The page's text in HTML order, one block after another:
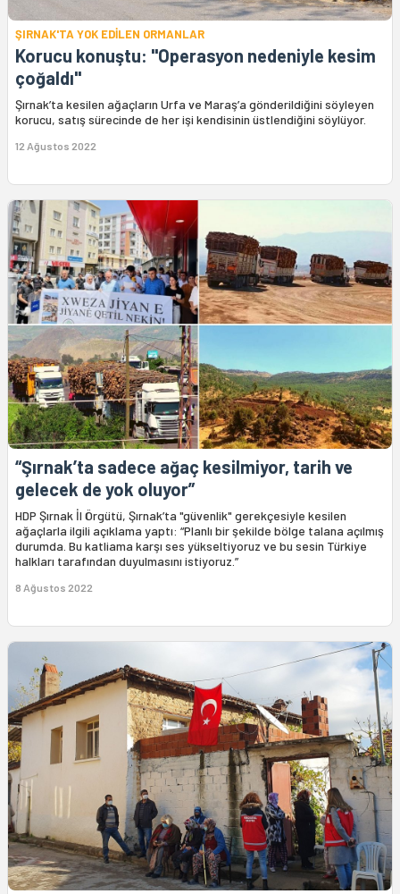
ŞIRNAK'TA YOK EDİLEN ORMANLAR
Korucu konuştu: "Operasyon nedeniyle kesim
çoğaldı"
Şırnak’ta kesilen ağaçların Urfa ve Maraş’a gönderildiğini söyleyen
korucu, satış sürecinde de her işi kendisinin üstlendiğini söylüyor.
12 Ağustos 2022
“Şırnak’ta sadece ağaç kesilmiyor, tarih ve
gelecek de yok oluyor”
HDP Şırnak İl Örgütü, Şırnak’ta "güvenlik" gerekçesiyle kesilen
ağaçlarla ilgili açıklama yaptı: “Planlı bir şekilde bölge talana açılmış
durumda. Bu katliama karşı ses yükseltiyoruz ve bu sesin Türkiye
halkları tarafından duyulmasını istiyoruz.”
8 Ağustos 2022